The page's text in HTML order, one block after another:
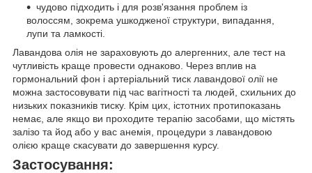
чудово підходить і для розв'язання проблем із
волоссям, зокрема ушкодженої структури, випадання,
лупи та ламкості.
Лавандова олія не зараховують до алергенних, але тест на
чутливість краще провести однаково. Через вплив на
гормональний фон і артеріальний тиск лавандової олії не
можна застосовувати під час вагітності та людей, схильних до
низьких показників тиску. Крім цих, істотних протипоказань
немає, але якщо ви проходите терапію засобами, що містять
залізо та йод або у вас анемія, процедури з лавандовою
олією краще скасувати до завершення курсу.
Застосування: